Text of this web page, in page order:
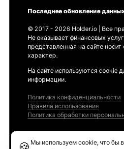
Последнее обновление
© 2017 - 2026 Holder.io | Все
Не оказывает финансовых
представленная на сайте
характер.
На сайте используются cookie
информации.
Политика конфиденциальности
Правила использования
Политика обработки
Мы используем cookie, что бы